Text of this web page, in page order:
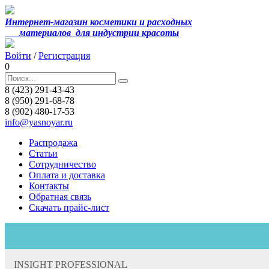
Интернет-магазин косметики и расходных
материалов для индустрии красоты
Войти /Регистрация
0
8 (423) 291-43-43
8 (950) 291-68-78
8 (902) 480-17-53
info@yasnoyar.ru
Распродажа
Статьи
Сотрудничество
Оплата и доставка
Контакты
Обратная связь
Скачать прайс-лист
INSIGHT PROFESSIONAL